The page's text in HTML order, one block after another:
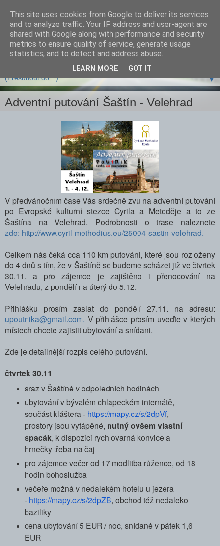
▼
Adventní putování Šaštín - Velehrad
V předvánočním čase Vás srdečně zvu na adventní putování
po Evropské kulturní stezce Cyrila a Metoděje a to ze
Šaštína na Velehrad. Podrobnosti o trase naleznete
zde: http://www.cyril-methodius.eu/25004-sastin-velehrad.
Celkem nás čeká cca 110 km putování, které jsou rozloženy
do 4 dnů s tím, že v Šaštíně se budeme scházet již ve čtvrtek
30.11. a pro zájemce je zajištěno i přenocování na
Velehradu, z pondělí na úterý do 5.12.
Přihlášku prosím zaslat do pondělí 27.11. na adresu:
upoutnika@gmail.com. V přihlášce prosím uveďte v kterých
místech chcete zajistit ubytování a snídani.
Zde je detailnější rozpis celého putování.
čtvrtek 30.11
sraz v Šaštíně v odpoledních hodinách
ubytování v bývalém chlapeckém internátě,
součást kláštera - https://mapy.cz/s/2dpVf,
prostory jsou vytápěné, nutný ovšem vlastní
spacák, k dispozici rychlovarná konvice a
hrnečky třeba na čaj
pro zájemce večer od 17 modlitba růžence, od 18
hodin bohoslužba
večeře možná v nedalekém hotelu u jezera
- https://mapy.cz/s/2dpZB, obchod též nedaleko
baziliky
cena ubytování 5 EUR / noc, snídaně v pátek 1,6
EUR
This site uses cookies from Google to deliver its services
and to analyze traffic. Your IP address and user-agent are
shared with Google along with performance and security
metrics to ensure quality of service, generate usage
statistics, and to detect and address abuse.
LEARN MORE GOT IT